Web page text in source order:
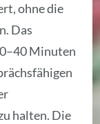
ohne die
Das
Minuten
halten. Die